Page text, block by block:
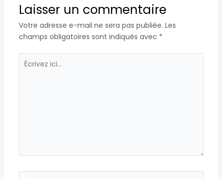
Laisser un commentaire
Votre adresse e-mail ne sera pas publiée. Les
champs obligatoires sont indiqués avec *
Écrivez
ici…